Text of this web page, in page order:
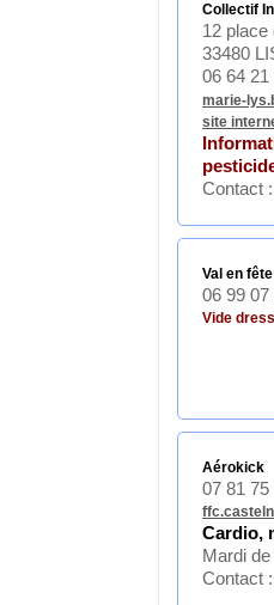
Collectif
12 place
33480
06 64 21
marie-
site
Contact
Val en fête
06 99 07
Vide
Aérokick
07 81 75
Cardio,
Mardi
Contact